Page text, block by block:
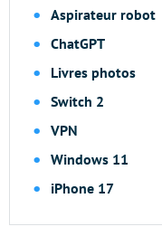
Aspirateur robot
ChatGPT
Livres photos
Switch 2
VPN
Windows 11
iPhone 17